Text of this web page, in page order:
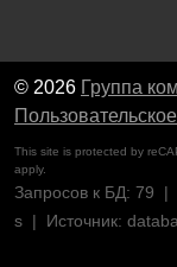
© 2026 Группа
This site is protected by
apply.
Запросов к БД: 79 |
s | Источник: